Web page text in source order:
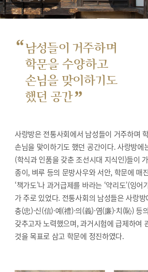
“남성들이 거주하며
학문을 수양하고
손님을 맞이하기도
했던 공간”
사랑방은 전통사회에서 남성들이 거주하며
손님을 맞이하기도 했던 공간이다. 사랑방에
(학식과 인품을 갖춘 조선시대 지식인)들이
종이, 벼루 등의 문방사우와 서안, 학문에 매
‘책가도’나 과거급제를 바라는 ‘약리도’(잉
가 주로 있었다. 전통사회의 남성들은 사랑방
충(忠)·신(信)·예(禮)·의(義)·염(廉)·치(恥) 등
갖추고자 노력했으며, 과거시험에 급제하여
것을 목표로 삼고 학문에 정진하였다.